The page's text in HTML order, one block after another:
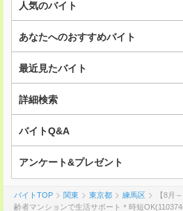
人気のバイト
あなたへのおすすめバイト
最近見たバイト
詳細検索
バイトQ&A
アンケート&プレゼント
バイトTOP 関東 東京都 練馬区
【8月
齢者マンションで生活サポート＊時短